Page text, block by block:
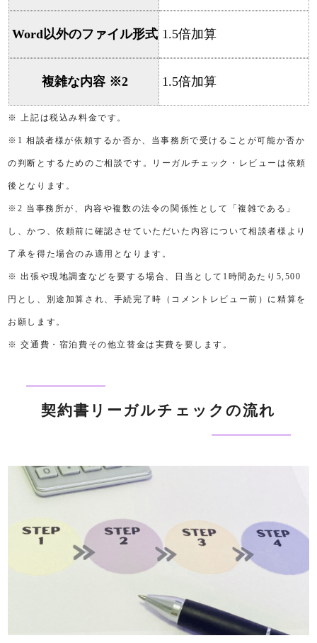
Word以外のファイル形式 1.5倍加算
複雑な内容 ※2 1.5倍加算
※ 上記は税込み料金です。
※1 相談者様が依頼するか否か、当事務所で受けることが可能か否か
の判断とするためのご相談です。リーガルチェック・レビューは依頼
後となります。
※2 当事務所が、内容や複数の法令の関係性として「複雑である」
し、かつ、依頼前に確認させていただいた内容について相談者様より
了承を得た場合のみ適用となります。
※ 出張や現地調査などを要する場合、日当として1時間あたり5,500
円とし、別途加算され、手続完了時（コメントレビュー前）に精算を
お願します。
※ 交通費・宿泊費その他立替金は実費を要します。
契約書リーガルチェックの流れ